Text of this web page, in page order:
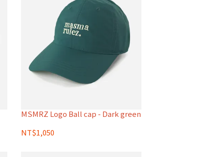
MSMRZ Logo Ball cap - Dark green
NT$1,050